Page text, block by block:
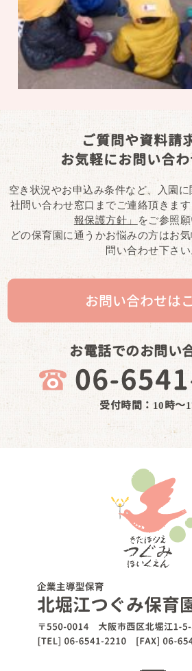
ご質問や資料請
お気軽にお問い合
空き状況やお申込み条件など、入園に
社問い合わせ窓口までご連絡頂きま
報保護方針」
をご参照願
どの保育園に通うかお悩みの方はお
問い合わせ下さい
お問い合わせは
お電話でのお問い
受付時間：10時～